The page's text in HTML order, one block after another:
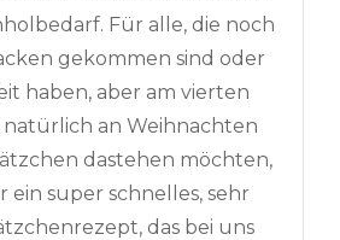
Für alle, die noch
gekommen sind oder
haben, aber am vierten
an Weihnachten
dastehen möchten,
ein super schnelles, sehr
das bei uns